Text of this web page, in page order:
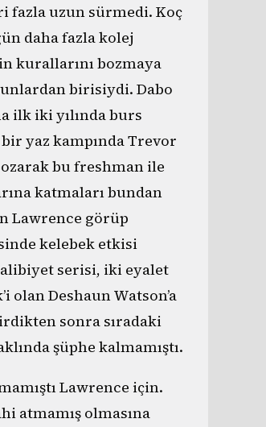
fazla uzun sürmedi. Koç
daha fazla kolej
kurallarını bozmaya
birisiydi. Dabo
ilk iki yılında burs
yaz kampında Trevor
bu freshman ile
katmaları bundan
Lawrence görüp
kelebek etkisi
serisi, iki eyalet
olan Deshaun Watson’a
sonra sıradaki
şüphe kalmamıştı.
Lawrence için.
atmamış olmasına